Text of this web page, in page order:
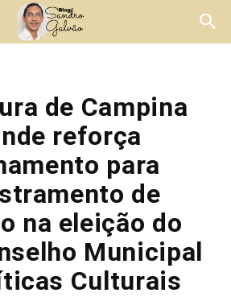
de Campina
reforça
para
de
na eleição do
Municipal
Culturais